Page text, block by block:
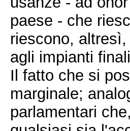
paese - che
riescono,
agli impianti
Il fatto che si
marginale;
parlamentari